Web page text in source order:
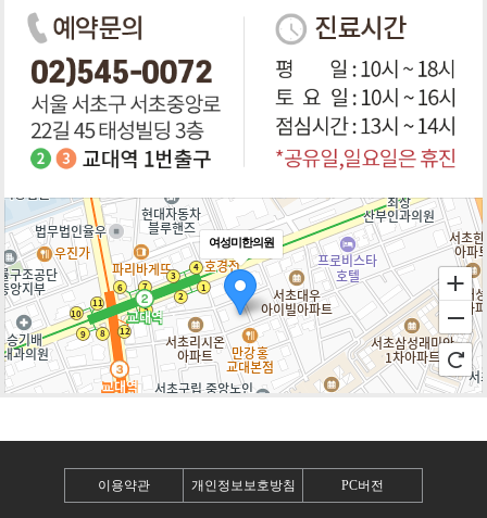
여성미한의원
이용약관 개인정보보호방침 PC버전